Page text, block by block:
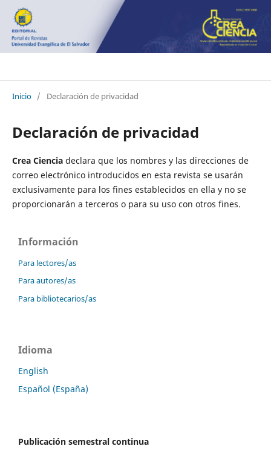
Inicio / Declaración de privacidad
Declaración de privacidad
Crea Cienciadeclara que los nombres y las direcciones de
correo electrónico introducidos en esta revista se usarán
exclusivamente para los fines establecidos en ella y no se
proporcionarán a terceros o para su uso con otros fines.
Información
Para lectores/as
Para autores/as
Para bibliotecarios/as
Idioma
English
Español (España)
Publicación semestral continua